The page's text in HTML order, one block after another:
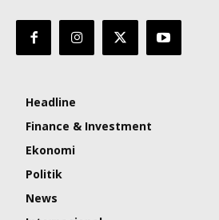
Headline
Finance & Investment
Ekonomi
Politik
News